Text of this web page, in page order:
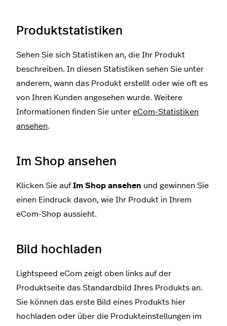
Produktstatistiken
Sehen Sie sich Statistiken an, die Ihr Produkt
beschreiben. In diesen Statistiken sehen Sie unter
anderem, wann das Produkt erstellt oder wie oft es
von Ihren Kunden angesehen wurde. Weitere
Informationen finden Sie unter eCom-Statistiken
ansehen.
Im Shop ansehen
Klicken Sie aufIm Shop ansehen und gewinnen Sie
einen Eindruck davon, wie Ihr Produkt in Ihrem
eCom-Shop aussieht.
Bild hochladen
Lightspeed eCom zeigt oben links auf der
Produktseite das Standardbild Ihres Produkts an.
Sie können das erste Bild eines Produkts hier
hochladen oder über die Produkteinstellungen im